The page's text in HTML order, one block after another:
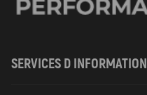
SERVICES D INFORMATION